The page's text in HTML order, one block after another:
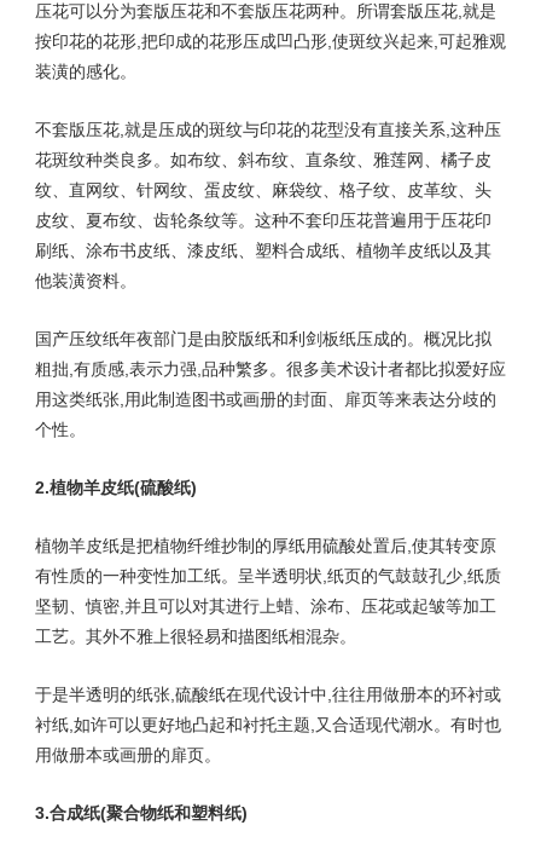
压花可以分为套版压花和不套版压花两种。所谓套版压花,就是
按印花的花形,把印成的花形压成凹凸形,使斑纹兴起来,可起雅观
装潢的感化。
不套版压花,就是压成的斑纹与印花的花型没有直接关系,这种压
花斑纹种类良多。如布纹、斜布纹、直条纹、雅莲网、橘子皮
纹、直网纹、针网纹、蛋皮纹、麻袋纹、格子纹、皮革纹、头
皮纹、夏布纹、齿轮条纹等。这种不套印压花普遍用于压花印
刷纸、涂布书皮纸、漆皮纸、塑料合成纸、植物羊皮纸以及其
他装潢资料。
国产压纹纸年夜部门是由胶版纸和利剑板纸压成的。概况比拟
粗拙,有质感,表示力强,品种繁多。很多美术设计者都比拟爱好应
用这类纸张,用此制造图书或画册的封面、扉页等来表达分歧的
个性。
2.植物羊皮纸(硫酸纸)
植物羊皮纸是把植物纤维抄制的厚纸用硫酸处置后,使其转变原
有性质的一种变性加工纸。呈半透明状,纸页的气鼓鼓孔少,纸质
坚韧、慎密,并且可以对其进行上蜡、涂布、压花或起皱等加工
工艺。其外不雅上很轻易和描图纸相混杂。
于是半透明的纸张,硫酸纸在现代设计中,往往用做册本的环衬或
衬纸,如许可以更好地凸起和衬托主题,又合适现代潮水。有时也
用做册本或画册的扉页。
3.合成纸(聚合物纸和塑料纸)